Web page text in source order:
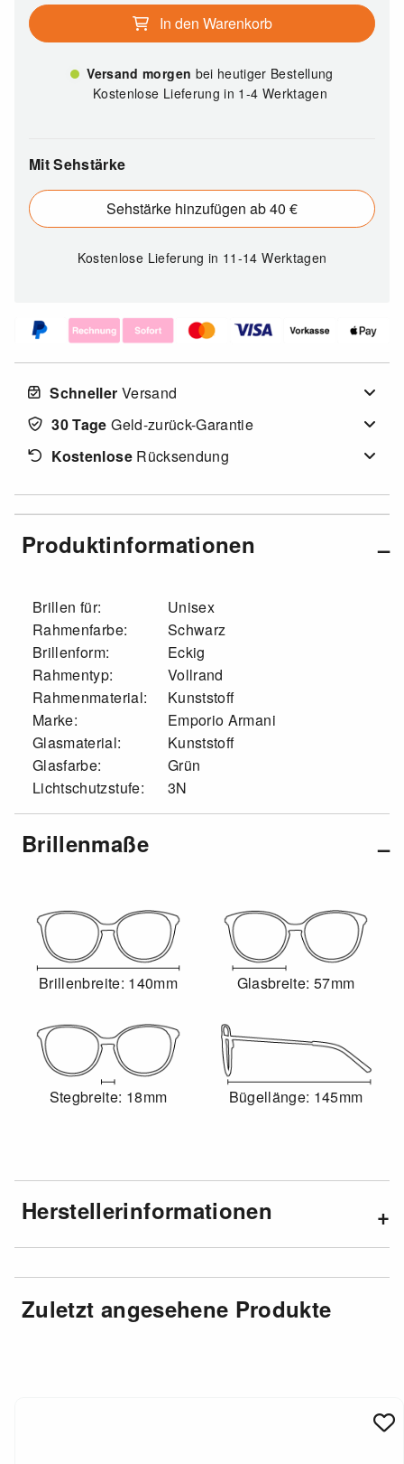
In den Warenkorb
Versand morgen bei heutiger Bestellung
Kostenlose Lieferung in 1-4 Werktagen
Mit Sehstärke
Sehstärke hinzufügen ab 40 €
Kostenlose Lieferungin 11-14 Werktagen
Schneller Versand
30 Tage Geld-zurück-Garantie
KostenloseRücksendung
Produktinformationen
Brillen für:
Unisex
Rahmenfarbe:
Schwarz
Brillenform:
Eckig
Rahmentyp:
Vollrand
Rahmenmaterial:
Kunststoff
Marke:
Emporio Armani
Glasmaterial:
Kunststoff
Glasfarbe:
Grün
Lichtschutzstufe:
3N
Brillenmaße
Brillenbreite: 140mm Glasbreite: 57mm
Stegbreite: 18mm Bügellänge: 145mm
Herstellerinformationen
Zuletzt angesehene Produkte